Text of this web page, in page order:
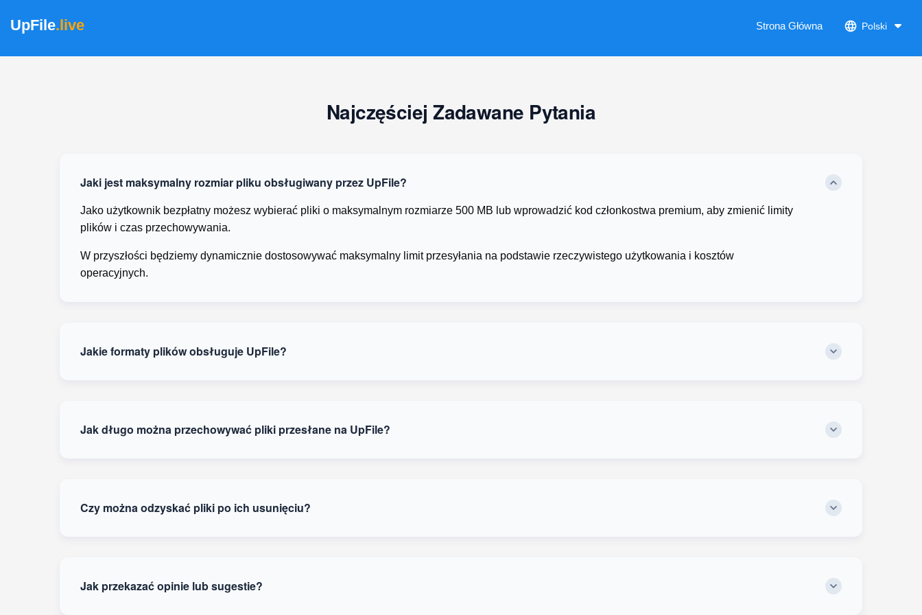
UpFile.live Strona Główna Polski
Najczęściej Zadawane Pytania
Jaki jest maksymalny rozmiar pliku obsługiwany przez UpFile?
Jako użytkownik bezpłatny możesz wybierać pliki o maksymalnym rozmiarze 500 MB lub wprowadzić kod członkostwa premium, aby zmienić limity
plików i czas przechowywania.
W przyszłości będziemy dynamicznie dostosowywać maksymalny limit przesyłania na podstawie rzeczywistego użytkowania i kosztów
operacyjnych.
Jakie formaty plików obsługuje UpFile?
Jak długo można przechowywać pliki przesłane na UpFile?
Czy można odzyskać pliki po ich usunięciu?
Jak przekazać opinie lub sugestie?